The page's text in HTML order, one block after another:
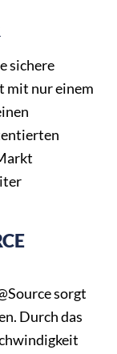
sichere
mit nur einem
sorgt
Durch das